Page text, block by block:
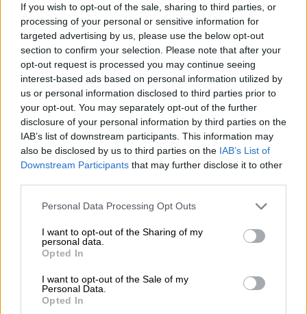
If you wish to opt-out of the sale, sharing to third parties, or
processing of your personal or sensitive information for
targeted advertising by us, please use the below opt-out
section to confirm your selection. Please note that after your
opt-out request is processed you may continue seeing
interest-based ads based on personal information utilized by
us or personal information disclosed to third parties prior to
your opt-out. You may separately opt-out of the further
disclosure of your personal information by third parties on the
IAB’s list of downstream participants. This information may
also be disclosed by us to third parties on the IAB’s List of
Downstream Participants that may further disclose it to other
Please note that this website/app uses one or more Google
not limited to your visit or usage behaviour. You may click to
grant or deny consent to Google and its third-party tags to
use your data for below specified purposes in below Google
consent section.
Personal Data Processing Opt Outs
I want to opt-out of the Sharing of my
personal data.
Opted In
I want to opt-out of the Sale of my
Personal Data.
Opted In
αισθητική. Οι casual σειρές αξιοποιούν
ποιοτικά υφάσματα και αντλούν έμπνευση
από εμβληματικά μοντέλα και γραμμές της
Honda, αποδίδοντας φόρο τιμής στην
ιστορία της μάρκας, ενώ ταυτόχρονα
κοιτούνπρος το μέλλον, συνδέοντας μια νέα
γενιά αναβατών με ένα νέο lifestyle.
Έξι συλλογές – Ένα πνεύμα
Οι έξι συλλογέςVintage, Classical Heritage,
Racing, Tribute, Urban Fun και Wing
εκφράζουν καθεμία με τον δικό της τρόπο
το τι σημαίνει να ζεις τη μοτοσυκλετιστική
κουλτούρα:
HONDA VINTAGE – Η συλλογή Vintage
φέρνει το κλασικό αγωνιστικό πνεύμα